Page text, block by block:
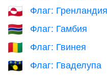
🇬🇱 Флаг: Гренландия
🇬🇲 Флаг: Гамбия
🇬🇳 Флаг: Гвинея
🇬🇵 Флаг: Гваделупа